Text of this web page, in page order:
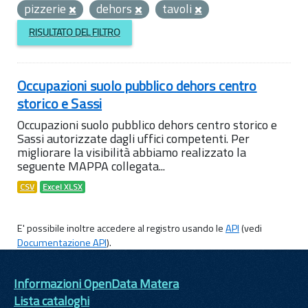
pizzerie
dehors tavoli
RISULTATO DEL FILTRO
Occupazioni suolo pubblico dehors centro
storico e Sassi
Occupazioni suolo pubblico dehors centro storico e
Sassi autorizzate dagli uffici competenti. Per
migliorare la visibilità abbiamo realizzato la
seguente MAPPA collegata...
CSV Excel XLSX
E' possibile inoltre accedere al registro usando leAPI(vedi
Documentazione API).
Informazioni OpenData Matera
Lista cataloghi